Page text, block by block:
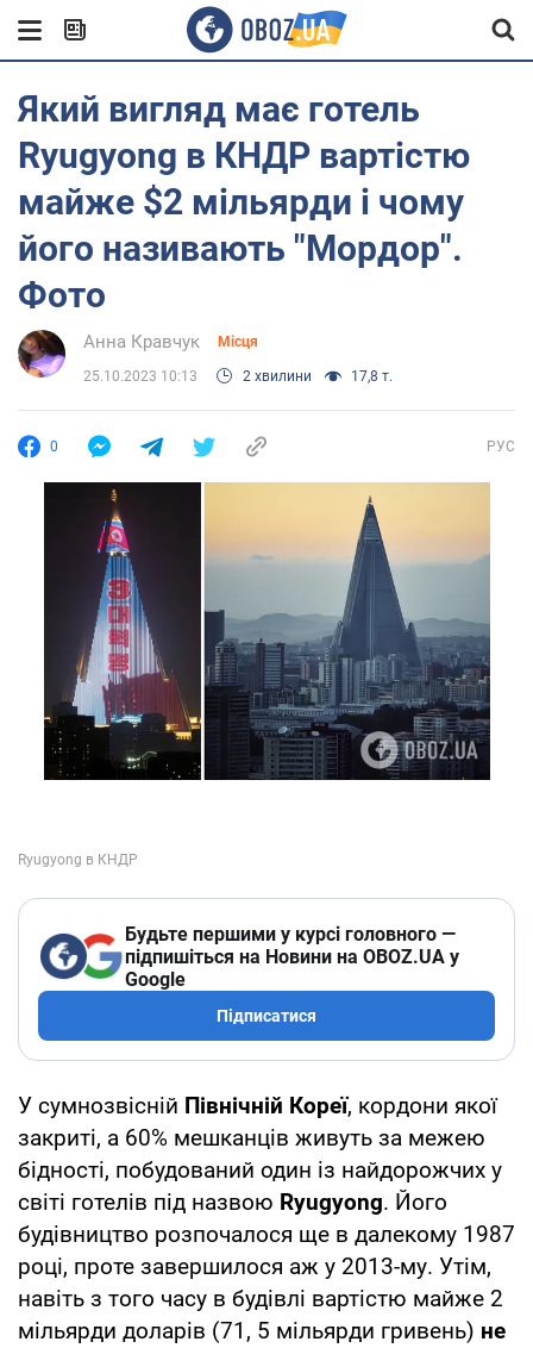
Який вигляд має готель
Ryugyong в КНДР вартістю
майже $2 мільярди і чому
його називають "Мордор".
Фото
Анна Кравчук Місця
25.10.2023 10:13 2 хвилини 17,8 т.
0 РУС
Будьте першими у курсі головного —
підпишіться на Новини на OBOZ.UA у
Google
Підписатися
У сумнозвісній Північній Кореї, кордони якої
закриті, а 60% мешканців живуть за межею
бідності, побудований один із найдорожчих у
світі готелів під назвою Ryugyong. Його
будівництво розпочалося ще в далекому 1987
році, проте завершилося аж у 2013-му. Утім,
навіть з того часу в будівлі вартістю майже 2
мільярди доларів (71, 5 мільярди гривень) не